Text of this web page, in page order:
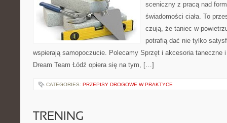
sceniczny z pracą nad
świadomości ciała. To
czują, że taniec w
potrafią dać nie tylko
wspierają samopoczucie. Polecamy Sprzęt i akcesoria taneczne
Dream Team Łódź opiera się na tym, […]
CATEGORIES: PRZEPISY DROGOWE W PRAKTYCE
TRENING